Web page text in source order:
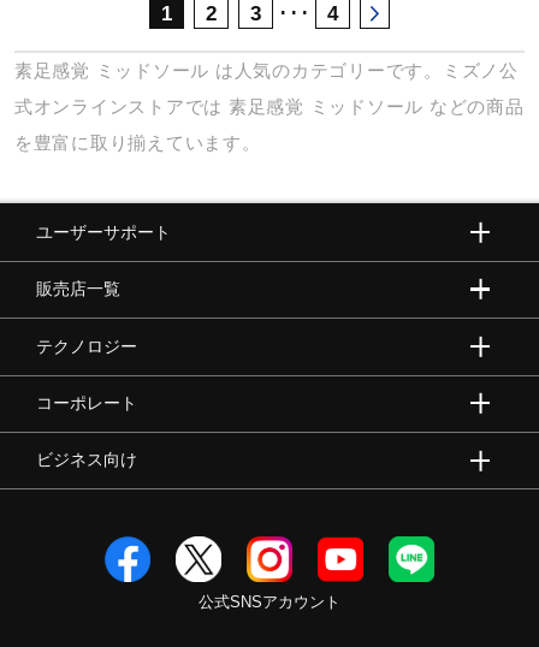
1 2 3 ･･･ 4
素足感覚 ミッドソール は人気のカテゴリーです。ミズノ公
式オンラインストアでは 素足感覚 ミッドソール などの商品
を豊富に取り揃えています。
ユーザーサポート
販売店一覧
テクノロジー
コーポレート
ビジネス向け
公式SNSアカウント